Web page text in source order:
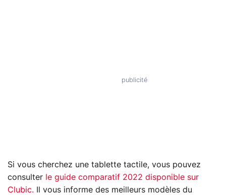
Si vous cherchez une tablette tactile, vous pouvez
consulter le guide comparatif 2022 disponible sur
Clubic. Il vous informe des meilleurs modèles du